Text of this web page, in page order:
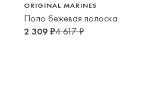
ORIGINAL MARINES
Поло бежевая полоска
2 309 ₽4 617 ₽